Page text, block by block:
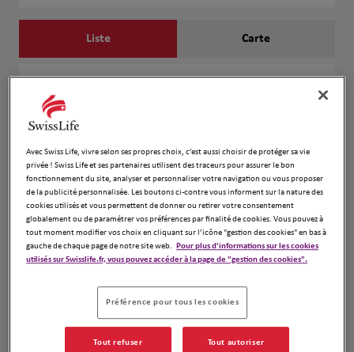
Liste Carte
1
2.57 km
Fermé actuellement
Numéro
Voir plus
DAVID CAUMES
13 RUE DE LA MADELEINE
12000 RODEZ
Fermé actuellement
Numéro
Avec Swiss Life, vivre selon ses propres choix, c’est aussi choisir de protéger sa vie
privée ! Swiss Life et ses partenaires utilisent des traceurs pour assurer le bon
fonctionnement du site, analyser et personnaliser votre navigation ou vous proposer
de la publicité personnalisée. Les boutons ci-contre vous informent sur la nature des
cookies utilisés et vous permettent de donner ou retirer votre consentement
globalement ou de paramétrer vos préférences par finalité de cookies. Vous pouvez à
tout moment modifier vos choix en cliquant sur l’icône "gestion des cookies" en bas à
gauche de chaque page de notre site web. Pour plus d'informations sur les cookies
utilisés sur Swisslife.fr, vous pouvez accéder à la page de "gestion des cookies".
Préférence pour tous les cookies
Tout refuser Tout autoriser